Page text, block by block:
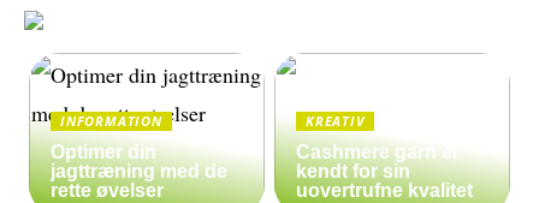
INFORMATION
Optimer din
jagttræning med de
rette øvelser
KREATIV
Cashmere garn er
kendt for sin
uovertrufne kvalitet